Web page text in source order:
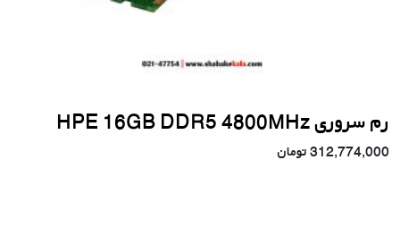
رم سروری HPE 16GB DDR5 4800MHz
312,774,000تومان